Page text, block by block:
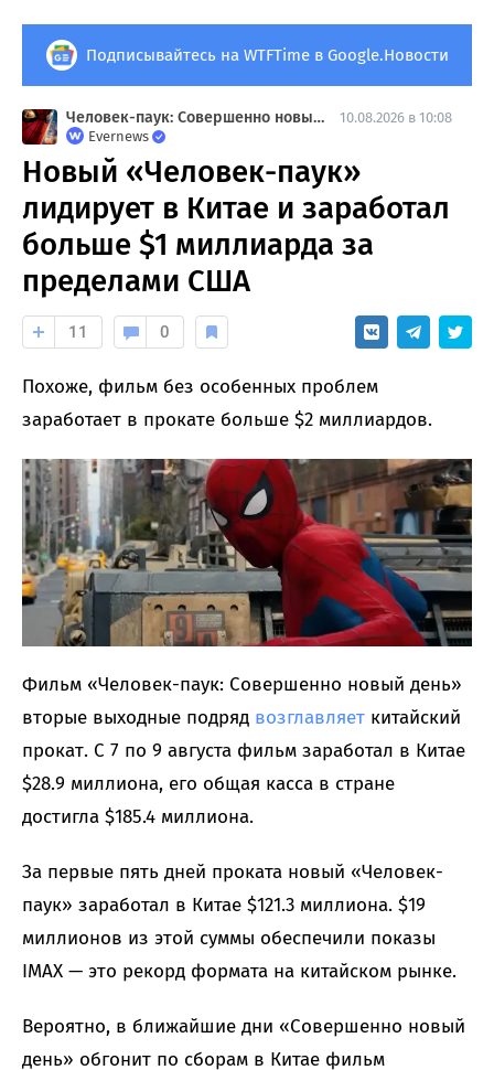
Подписывайтесь на WTFTime в Google.Новости
Человек-паук: Совершенно новый день
10.08.2026 в 10:08
Evernews
Новый «Человек-паук»
лидирует в Китае и заработал
больше $1 миллиарда за
пределами США
11 0
Похоже, фильм без особенных проблем
заработает в прокате больше $2 миллиардов.
Фильм «Человек-паук: Совершенно новый день»
вторые выходные подряд возглавляет китайский
прокат. С 7 по 9 августа фильм заработал в Китае
$28.9 миллиона, его общая касса в стране
достигла $185.4 миллиона.
За первые пять дней проката новый «Человек-
паук» заработал в Китае $121.3 миллиона. $19
миллионов из этой суммы обеспечили показы
IMAX — это рекорд формата на китайском рынке.
Вероятно, в ближайшие дни «Совершенно новый
день» обгонит по сборам в Китае фильм